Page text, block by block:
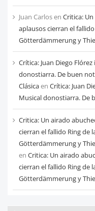
Juan Carlosen Critica:
aplausos cierran el
Götterdämmerung y
Crítica: Juan Diego
donostiarra. De buen
Clásicaen Crítica: Juan
Musical donostiarra. De
Critica: Un airado
cierran el fallido Ring de
Götterdämmerung y
en Critica: Un airado
cierran el fallido Ring de
Götterdämmerung y